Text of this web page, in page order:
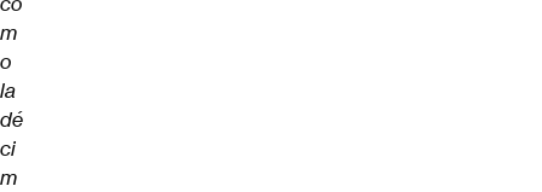
m
o
la
dé
ci
m